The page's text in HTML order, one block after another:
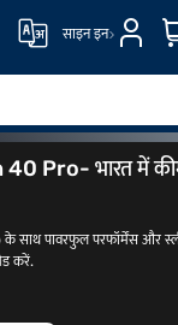
साइन इन
TECNO Camon 40
Pro- भारत में
साथ पावरफुल परफॉर्मेंस और
करें.